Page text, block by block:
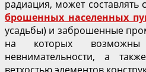
радиация, может
брошенных населенных
усадьбы) и заброшенные
на которых возможны
невнимательности, а